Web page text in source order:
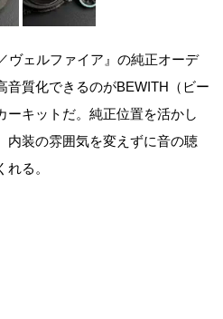
ヴェルファイア』の純正オーデ
音質化できるのがBEWITH（ビー
ーキットだ。純正位置を活かし
内装の雰囲気を変えずに音の聴
る。